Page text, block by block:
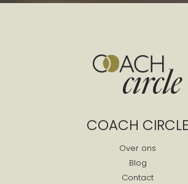
COACH CIRCLE
Over ons
Blog
Contact